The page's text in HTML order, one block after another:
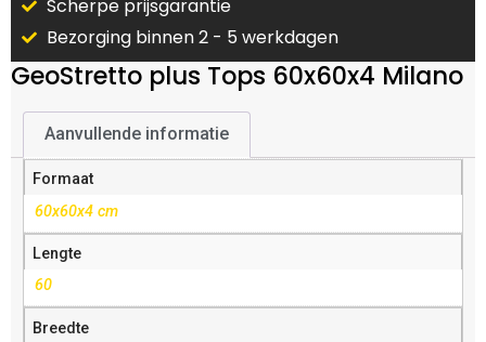
Scherpe prijsgarantie
Bezorging binnen 2 - 5 werkdagen
GeoStretto plus Tops 60x60x4 Milano
Aanvullende informatie
Formaat
60x60x4 cm
Lengte
60
Breedte